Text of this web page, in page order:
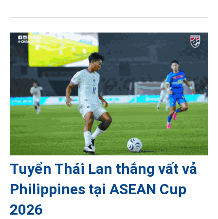
Tuyển Thái Lan thắng vất vả
Philippines tại ASEAN Cup
2026